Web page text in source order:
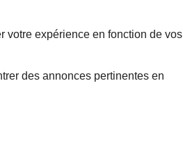
votre expérience en fonction de vos
des annonces pertinentes en